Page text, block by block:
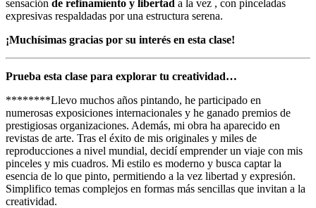
sensación de refinamiento y libertad a la vez , con pinceladas
expresivas respaldadas por una estructura serena.
¡Muchísimas gracias por su interés en esta clase!
Prueba esta clase para explorar tu creatividad…
********Llevo muchos años pintando, he participado en
numerosas exposiciones internacionales y he ganado premios de
prestigiosas organizaciones. Además, mi obra ha aparecido en
revistas de arte. Tras el éxito de mis originales y miles de
reproducciones a nivel mundial, decidí emprender un viaje con mis
pinceles y mis cuadros. Mi estilo es moderno y busca captar la
esencia de lo que pinto, permitiendo a la vez libertad y expresión.
Simplifico temas complejos en formas más sencillas que invitan a la
creatividad.